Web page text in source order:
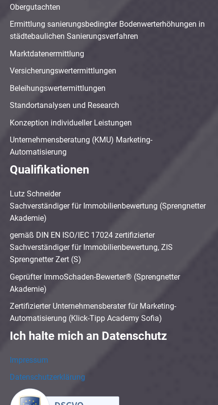
Obergutachten
Ermittlung sanierungsbedingter Bodenwerterhöhungen in
städtebaulichen Sanierungsverfahren
Marktdatenermittlung
Versicherungswertermittlungen
Beleihungswertermittlungen
Standortanalysen und Research
Konzeption individueller Leistungen
Unternehmensberatung (KMU) Marketing-
Automatisierung
Qualifikationen
Lutz Schneider
Sachverständiger für Immobilienbewertung (Sprengnetter
Akademie)
gemäß DIN EN ISO/IEC 17024 zertifizierter
Sachverständiger für Immobilienbewertung, ZIS
Sprengnetter Zert (S)
Geprüfter ImmoSchaden-Bewerter® (Sprengnetter
Akademie)
Zertifizierter Unternehmensberater für Marketing-
Automatisierung (Klick-Tipp Academy Sofia)
Ich halte mich an Datenschutz
Impressum
Datenschutzerklärung